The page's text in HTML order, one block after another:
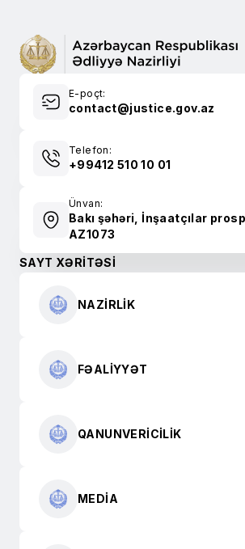
E-poçt:
contact@justice.gov.az
Telefon:
+99412 510 10 01
Ünvan:
Bakı şəhəri, İnşaatçılar
AZ1073
SAYT XƏRİTƏSİ
NAZIRLIK
FƏALIYYƏT
QANUNVERICILIK
MEDIA